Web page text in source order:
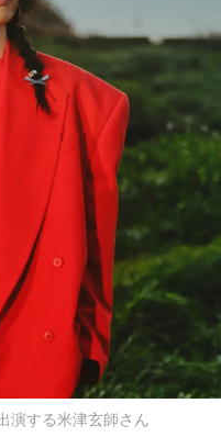
演する米津玄師さん